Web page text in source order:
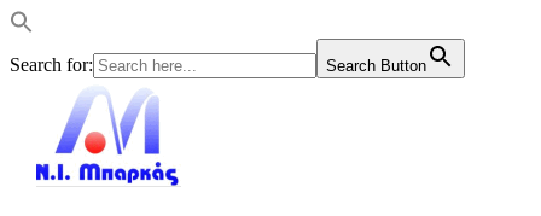
Search for: Search Button